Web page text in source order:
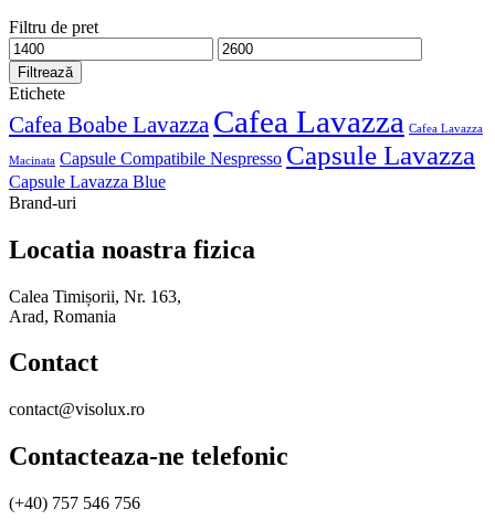
Filtru de pret
Preț
minim
Preț
maxim
Filtrează
Etichete
Cafea Boabe Lavazza Cafea Lavazza Cafea Lavazza
Macinata Capsule Compatibile Nespresso Capsule Lavazza
Capsule Lavazza Blue
Brand-uri
Locatia noastra fizica
Calea Timișorii, Nr. 163,
Arad, Romania
Contact
contact@visolux.ro
Contacteaza-ne telefonic
(+40) 757 546 756